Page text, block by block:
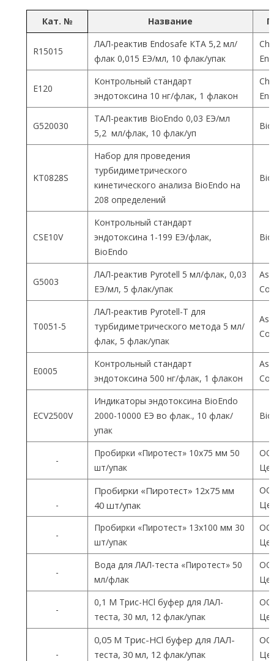
Кат. № Название
R15015
ЛАЛ-реактив Endosafe КТА 5,2 мл/
флак 0,015 ЕЭ/мл, 10 флак/упак
Е120
Контрольный стандарт
эндотоксина 10 нг/флак, 1 флакон
G520030
ТАЛ-реактив BioEndo 0,03 ЕЭ/мл
5,2 мл/флак, 10 флак/уп
KT0828S
Набор для проведения
турбидиметрического
кинетического анализа BioEndo на
208 определений
CSE10V
Контрольный стандарт
эндотоксина 1-199 ЕЭ/флак,
BioEndo
G5003
ЛАЛ-реактив Pyrotell 5 мл/флак, 0,03
ЕЭ/мл, 5 флак/упак
T0051-5
ЛАЛ-реактив Pyrotell-T для
турбидиметрического метода 5 мл/
флак, 5 флак/упак
E0005
Контрольный стандарт
эндотоксина 500 нг/флак, 1 флакон
ECV2500V
Индикаторы эндотоксина BioEndo
2000-10000 ЕЭ во флак., 10 флак/
упак
-
Пробирки «Пиротест» 10х75 мм 50
шт/упак
-
Пробирки «Пиротест» 12х75 мм
40 шт/упак
-
Пробирки «Пиротест» 13х100 мм 30
шт/упак
-
Вода для ЛАЛ-теста «Пиротест» 50
мл/флак
-
0,1 М Трис-HCl буфер для ЛАЛ-
теста, 30 мл, 12 флак/упак
-
0,05 М Трис-HCl буфер для ЛАЛ-
теста, 30 мл, 12 флак/упак